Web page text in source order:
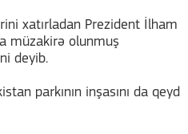
xatırladan Prezident İlham
müzakirə olunmuş
deyib.
parkının inşasını da qeyd